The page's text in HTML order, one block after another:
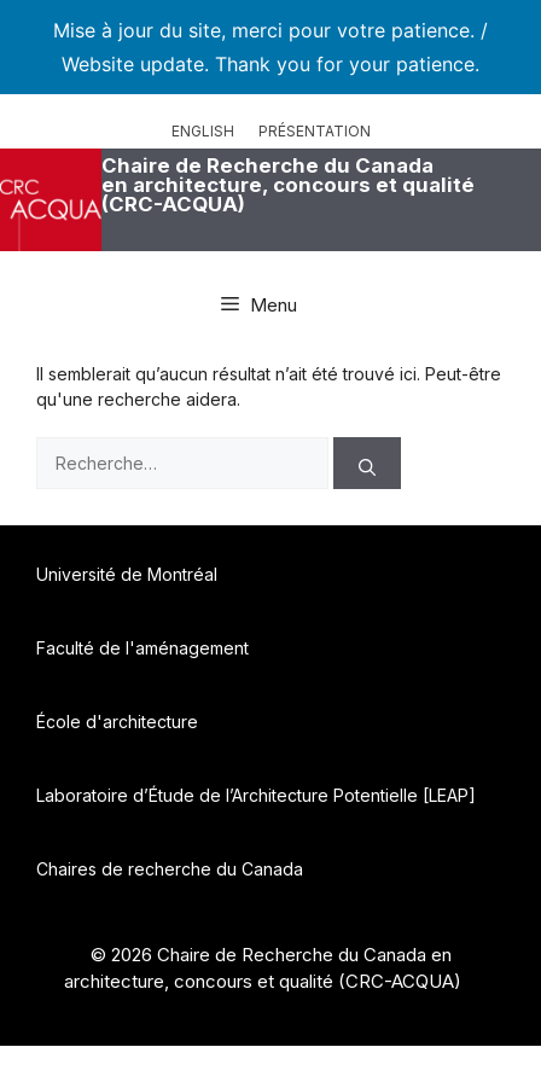
Mise à jour du site, merci pour votre patience. /
Website update. Thank you for your patience.
ENGLISH PRÉSENTATION
Chaire de Recherche du Canada
en architecture, concours et qualité
(CRC-ACQUA)
Menu
Il semblerait qu’aucun résultat n’ait été trouvé ici. Peut-être
qu'une recherche aidera.
Université de Montréal
Faculté de l'aménagement
École d'architecture
Laboratoire d’Étude de l’Architecture Potentielle [LEAP]
Chaires de recherche du Canada
© 2026 Chaire de Recherche du Canada en
architecture, concours et qualité (CRC-ACQUA)